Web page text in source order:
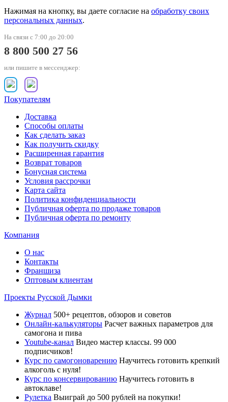
Нажимая на кнопку, вы даете согласие на обработку своих
персональных данных.
На связи с 7:00 до 20:00
8 800 500 27 56
или пишите в мессенджер:
Покупателям
Доставка
Способы оплаты
Как сделать заказ
Как получить скидку
Расширенная гарантия
Возврат товаров
Бонусная система
Условия рассрочки
Карта сайта
Политика конфиденциальности
Публичная оферта по продаже товаров
Публичная оферта по ремонту
Компания
О нас
Контакты
Франшиза
Оптовым клиентам
Проекты Русской Дымки
Журнал 500+ рецептов, обзоров и советов
Онлайн-калькуляторы Расчет важных параметров для
самогона и пива
Youtube-канал Видео мастер классы. 99 000
подписчиков!
Курс по самогоноварению Научитесь готовить крепкий
алкоголь с нуля!
Курс по консервированию Научитесь готовить в
автоклаве!
Рулетка Выиграй до 500 рублей на покупки!